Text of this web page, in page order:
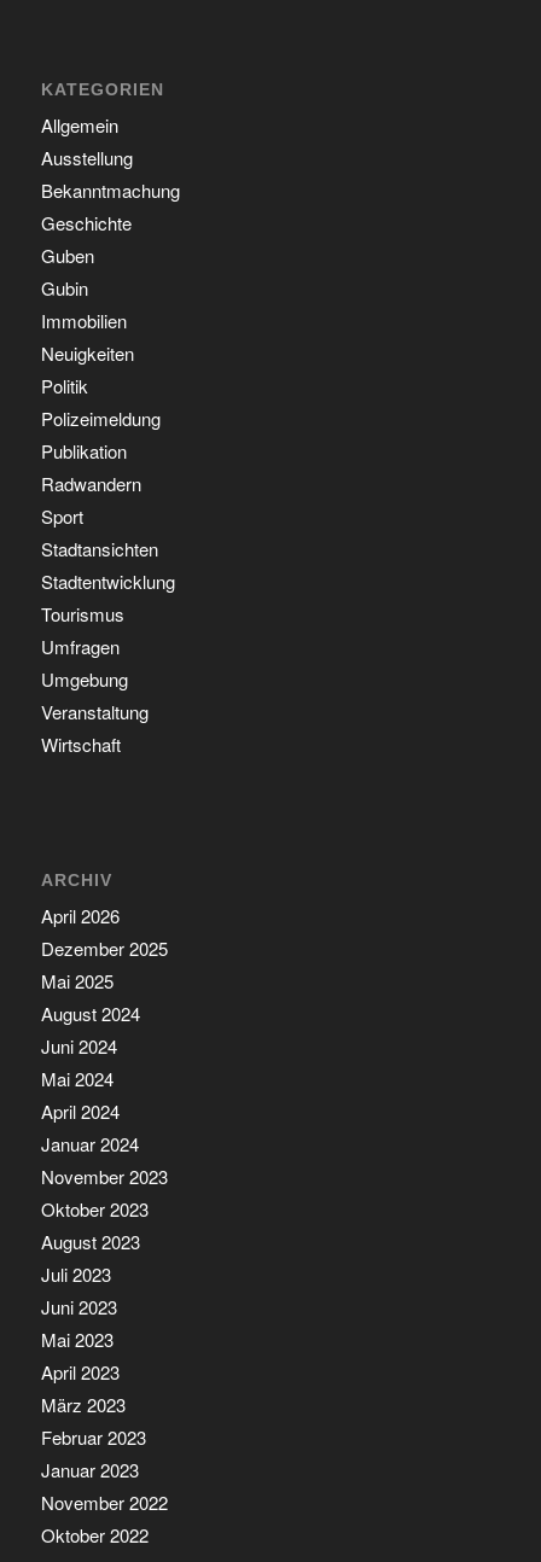
KATEGORIEN
Allgemein
Ausstellung
Bekanntmachung
Geschichte
Guben
Gubin
Immobilien
Neuigkeiten
Politik
Polizeimeldung
Publikation
Radwandern
Sport
Stadtansichten
Stadtentwicklung
Tourismus
Umfragen
Umgebung
Veranstaltung
Wirtschaft
ARCHIV
April 2026
Dezember 2025
Mai 2025
August 2024
Juni 2024
Mai 2024
April 2024
Januar 2024
November 2023
Oktober 2023
August 2023
Juli 2023
Juni 2023
Mai 2023
April 2023
März 2023
Februar 2023
Januar 2023
November 2022
Oktober 2022